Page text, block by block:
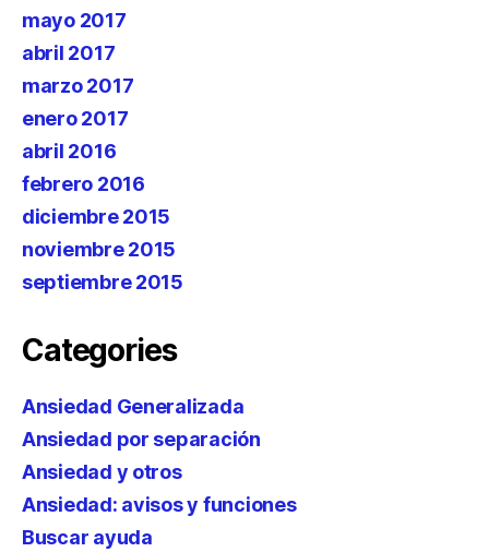
mayo 2017
abril 2017
marzo 2017
enero 2017
abril 2016
febrero 2016
diciembre 2015
noviembre 2015
septiembre 2015
Categories
Ansiedad Generalizada
Ansiedad por separación
Ansiedad y otros
Ansiedad: avisos y funciones
Buscar ayuda